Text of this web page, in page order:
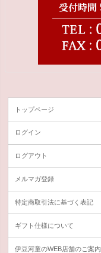
トップページ
ログイン
ログアウト
メルマガ登録
特定商取引法に基づく表記
ギフト仕様について
伊豆河童のWEB店舗のご案内